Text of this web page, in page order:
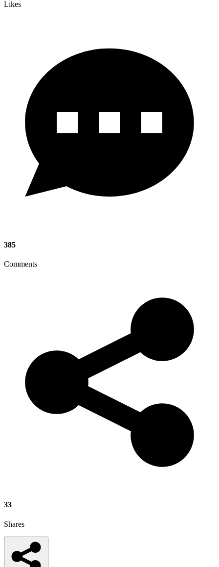
Likes
385
Comments
33
Shares